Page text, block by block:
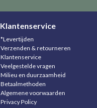
Klantenservice
*Levertijden
Verzenden & retourneren
Klantenservice
Veelgestelde vragen
Milieu en duurzaamheid
Betaalmethoden
Algemene voorwaarden
Privacy Policy